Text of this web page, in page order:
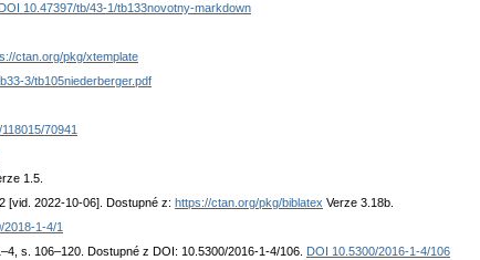
DOI 10.47397/tb/43-1/tb133novotny-markdown
ctan.org/pkg/xtemplate
3/tb105niederberger.pdf
70941
1.5.
[vid. 2022-10-06]. Dostupné z: https://ctan.org/pkg/biblatex Verze 3.18b.
2018-1-4/1
s. 106–120. Dostupné z DOI: 10.5300/2016-1-4/106.
DOI 10.5300/2016-1-4/106